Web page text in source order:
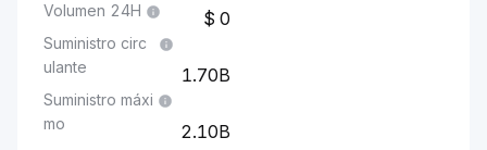
Volumen 24H 0
Suministro circ
ulante
1.70B
Suministro máxi
mo
2.10B